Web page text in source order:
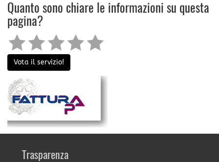
Quanto sono chiare le informazioni su questa
pagina?
Vota il servizio!
Trasparenza